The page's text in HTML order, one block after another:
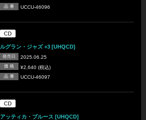
品 番 UCCU-46096
CD
ルグラン・ジャズ +3 [UHQCD]
発売日 2025.06.25
価 格 ¥2,640 (税込)
品 番 UCCU-46097
CD
アッティカ・ブルース [UHQCD]